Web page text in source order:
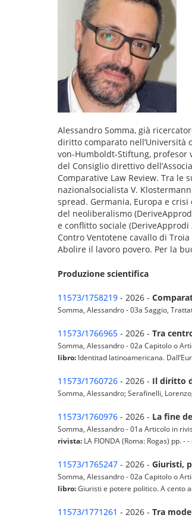
Alessandro Somma, già
diritto comparato nell’Università
von-Humboldt-Stiftung, profesor
del Consiglio direttivo
Comparative Law Review. Tra le
nazionalsocialista V.
spread. Germania, Europa e
del neoliberalismo
e conflitto sociale
Contro Ventotene cavallo di
Abolire il lavoro povero. Per la
Produzione scientifica
11573/1758219 - 2026 -
Somma, Alessandro - 03a Saggio,
11573/1766965 - 2026 - Tra
Somma, Alessandro - 02a Capitolo o
libro: Identitad latinoamericana.
11573/1760726 - 2026 - Il diritto
Somma, Alessandro; Serafinelli,
11573/1760976 - 2026 - La fine
Somma, Alessandro - 01a Articolo in
rivista: LA FIONDA (Roma: Rogas) pp. -
11573/1765247 - 2026 - Giuristi,
Somma, Alessandro - 02a Capitolo o
libro:Giuristi e potere politico. A cento
11573/1771261 - 2026 - Tra